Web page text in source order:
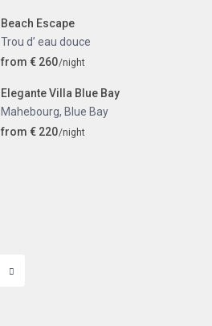
Beach Escape
Trou d’ eau douce
from € 260/night
Elegante Villa Blue Bay
Mahebourg, Blue Bay
from € 220/night